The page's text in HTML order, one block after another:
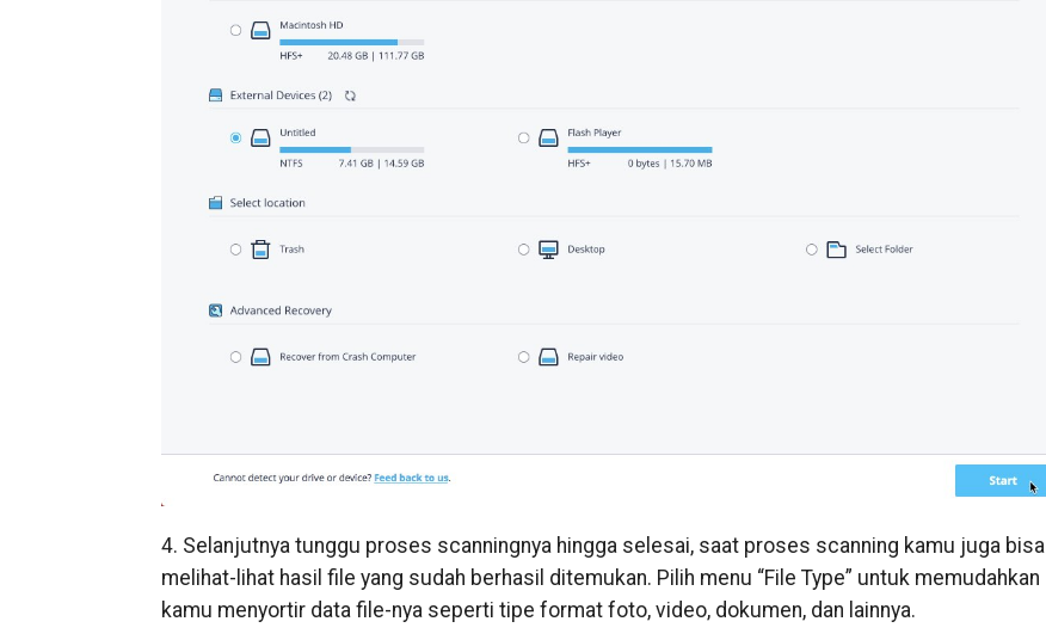
4. Selanjutnya tunggu proses scanningnya hingga selesai, saat proses scanning kamu juga bisa
melihat-lihat hasil file yang sudah berhasil ditemukan. Pilih menu “File Type” untuk memudahkan
kamu menyortir data file-nya seperti tipe format foto, video, dokumen, dan lainnya.